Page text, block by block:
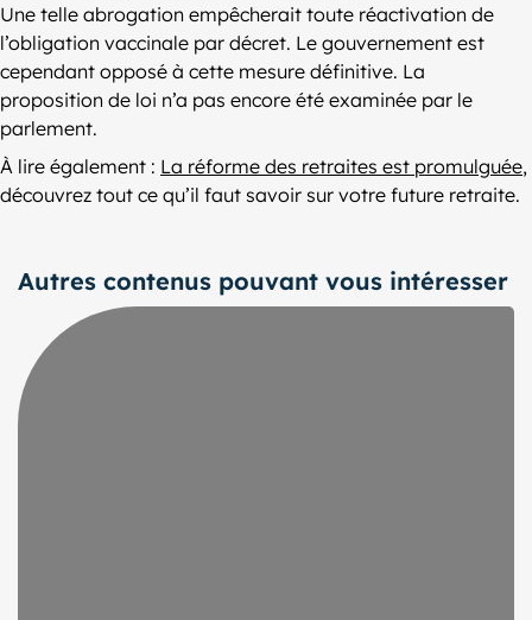
Une telle abrogation empêcherait toute réactivation de
l’obligation vaccinale par décret. Le gouvernement est
cependant opposé à cette mesure définitive. La
proposition de loi n’a pas encore été examinée par le
parlement.
À lire également : La réforme des retraites est promulguée,
découvrez tout ce qu’il faut savoir sur votre future retraite.
Autres contenus pouvant vous intéresser